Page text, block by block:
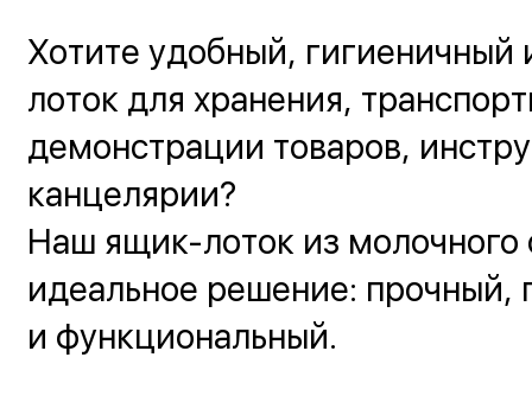
Хотите удобный,
лоток для хранения,
демонстрации товаров,
канцелярии?
Наш ящик-лоток из
идеальное решение: прочный,
и функциональный.